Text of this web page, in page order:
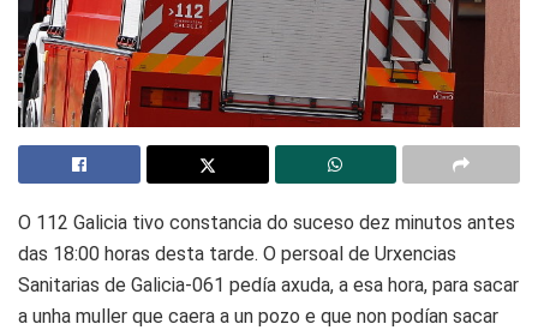
O 112 Galicia tivo constancia do suceso dez minutos antes
das 18:00 horas desta tarde. O persoal de Urxencias
Sanitarias de Galicia-061 pedía axuda, a esa hora, para sacar
a unha muller que caera a un pozo e que non podían sacar